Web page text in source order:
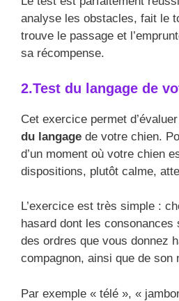
analyse les obstacles, fait le
trouve le passage et
sa récompense.
2.Test du langage de
Cet exercice permet
du langage de votre chien.
d’un moment où votre chien
dispositions, plutôt calme,
L’exercice est très simple :
hasard dont les consonances
des ordres que vous donnez
compagnon, ainsi que de son
Par exemple « télé », «